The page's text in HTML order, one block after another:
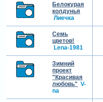
Белокурая
колдунья
Лиечка
Семь
цветов!
Lena-1981
Зимний
проект
"Красивая
любовь" V-
na